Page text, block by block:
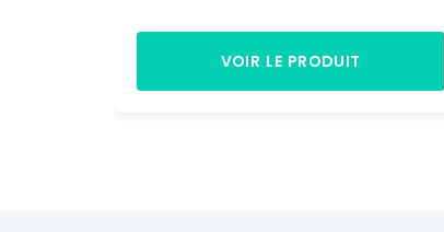
mmFinition: zinguée Peut être équipé
d'un porte-étiquette Fabrication en
UE Référence : FP 0050070 40 ZN
VOIR LE PRODUIT